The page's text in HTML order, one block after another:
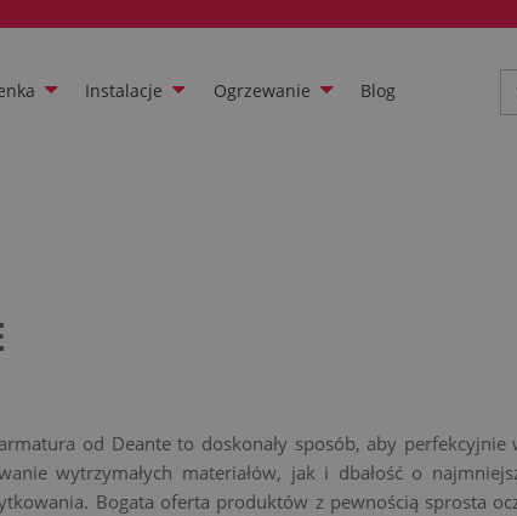
Instalacje Ogrzewanie Blog
od Deante to doskonały sposób, aby perfekcyjnie
wytrzymałych materiałów, jak i dbałość o
Bogata oferta produktów z pewnością sprosta